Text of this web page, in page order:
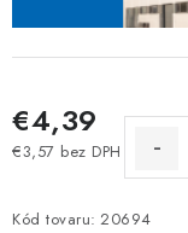
€4,39
€3,57 bez DPH
Jednotková cena:
Kód tovaru: 20694